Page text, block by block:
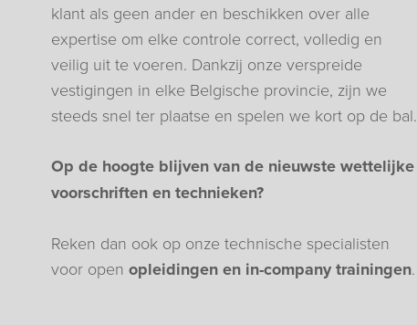
klant als geen ander en beschikken over alle
expertise om elke controle correct, volledig en
veilig uit te voeren. Dankzij onze verspreide
vestigingen in elke Belgische provincie, zijn we
steeds snel ter plaatse en spelen we kort op de bal.
Op de hoogte blijven van de nieuwste wettelijke
voorschriften en technieken?
Reken dan ook op onze technische specialisten
voor open opleidingen en in-company trainingen.